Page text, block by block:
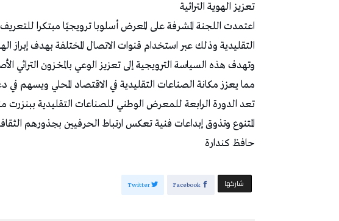
تعزيز الهوية التراثية
اعتمدت اللجنة المشرفة على المعرض أسلوبا ترويجيًا مبتكرا
التقليدية وذلك عبر استخدام قنوات الاتصال المختلفة بهدف إبراز
وتهدف هذه السياسة الترويجية إلى تعزيز الوعي بالمخزون التراثي
مما يعزز مكانة الصناعات التقليدية في الاقتصاد المحلي ويسهم في
تعد الدورة الرابعة للمعرض الوطني للصناعات التقليدية ببنزرت
المتنوع وتذوق إبداعات فنية تعكس ارتباط الحرفيين بجذورهم
حافظ كندارة
‫‫ شاركها‬ Facebook
Twitter